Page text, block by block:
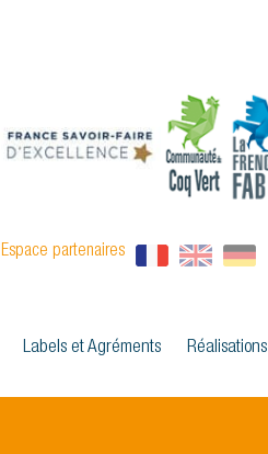
Espace partenaires
Labels et Agréments Réalisations